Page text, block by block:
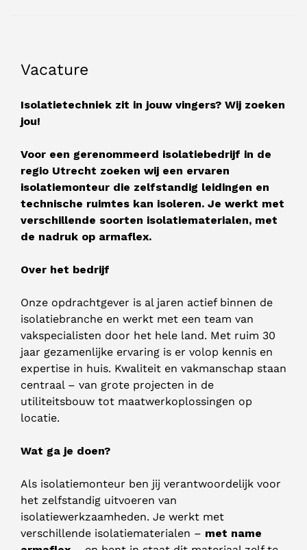
Vacature
Isolatietechniek zit in jouw vingers? Wij zoeken
jou!
Voor een gerenommeerd isolatiebedrijf in de
regio Utrecht zoeken wij een ervaren
isolatiemonteur die zelfstandig leidingen en
technische ruimtes kan isoleren. Je werkt met
verschillende soorten isolatiematerialen, met
de nadruk op armaflex.
Over het bedrijf
Onze opdrachtgever is al jaren actief binnen de
isolatiebranche en werkt met een team van
vakspecialisten door het hele land. Met ruim 30
jaar gezamenlijke ervaring is er volop kennis en
expertise in huis. Kwaliteit en vakmanschap staan
centraal – van grote projecten in de
utiliteitsbouw tot maatwerkoplossingen op
locatie.
Wat ga je doen?
Als isolatiemonteur ben jij verantwoordelijk voor
het zelfstandig uitvoeren van
isolatiewerkzaamheden. Je werkt met
verschillende isolatiematerialen – met name